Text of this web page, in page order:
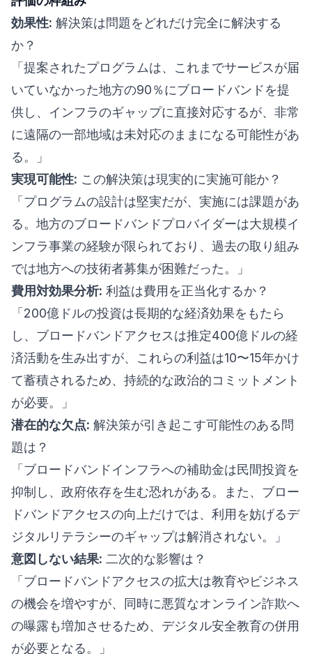
効果性: 解決策は問題をどれだけ完全に解決する
か？
「提案されたプログラムは、これまでサービスが届
いていなかった地方の90％にブロードバンドを提
供し、インフラのギャップに直接対応するが、非常
に遠隔の一部地域は未対応のままになる可能性があ
る。」
実現可能性: この解決策は現実的に実施可能か？
「プログラムの設計は堅実だが、実施には課題があ
る。地方のブロードバンドプロバイダーは大規模イ
ンフラ事業の経験が限られており、過去の取り組み
では地方への技術者募集が困難だった。」
費用対効果分析: 利益は費用を正当化するか？
「200億ドルの投資は長期的な経済効果をもたら
し、ブロードバンドアクセスは推定400億ドルの経
済活動を生み出すが、これらの利益は10〜15年かけ
て蓄積されるため、持続的な政治的コミットメント
が必要。」
潜在的な欠点: 解決策が引き起こす可能性のある問
題は？
「ブロードバンドインフラへの補助金は民間投資を
抑制し、政府依存を生む恐れがある。また、ブロー
ドバンドアクセスの向上だけでは、利用を妨げるデ
ジタルリテラシーのギャップは解消されない。」
意図しない結果: 二次的な影響は？
「ブロードバンドアクセスの拡大は教育やビジネス
の機会を増やすが、同時に悪質なオンライン詐欺へ
の曝露も増加させるため、デジタル安全教育の併用
が必要となる。」